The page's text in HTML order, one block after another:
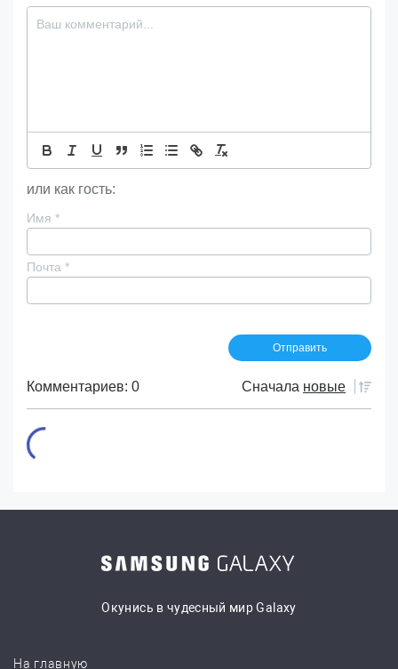
или как гость:
Имя *
Почта *
Комментариев: 0 Сначала новые
Окунись в чудесный мир Galaxy
На главную